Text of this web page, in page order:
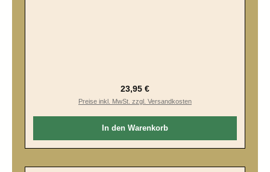
Regulärer Preis:
23,95 €
Preise inkl. MwSt. zzgl. Versandkosten
In den Warenkorb